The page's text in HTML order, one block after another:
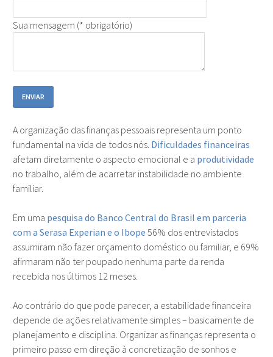
Sua mensagem (* obrigatório)
A organização das finanças pessoais representa um ponto
fundamental na vida de todos nós. Dificuldades financeiras
afetam diretamente o aspecto emocional e a produtividade
no trabalho, além de acarretar instabilidade no ambiente
familiar.
Em uma pesquisa do Banco Central do Brasil em parceria
com a Serasa Experian e o Ibope 56% dos entrevistados
assumiram não fazer orçamento doméstico ou familiar, e 69%
afirmaram não ter poupado nenhuma parte da renda
recebida nos últimos 12 meses.
Ao contrário do que pode parecer, a estabilidade financeira
depende de ações relativamente simples – basicamente de
planejamento e disciplina. Organizar as finanças representa o
primeiro passo em direção à concretização de sonhos e